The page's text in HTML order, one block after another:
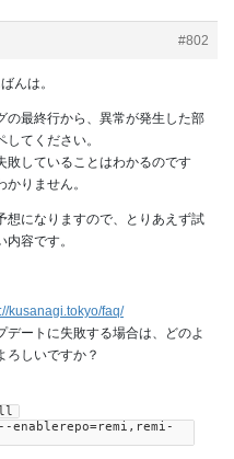
#802
んは。
の最終行から、異常が発生した部
てください。
敗していることはわかるのです
りません。
想になりますので、とりあえず試
内容です。
kusanagi.tokyo/faq/
デートに失敗する場合は、どのよ
ろしいですか？
enablerepo=remi,remi-